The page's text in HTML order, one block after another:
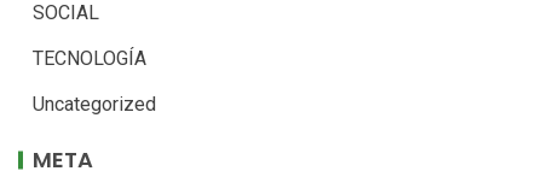
SOCIAL
TECNOLOGÍA
Uncategorized
META